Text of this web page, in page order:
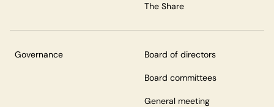
The Share
Governance Board of directors
Board committees
General meeting